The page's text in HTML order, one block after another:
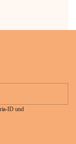
ID und